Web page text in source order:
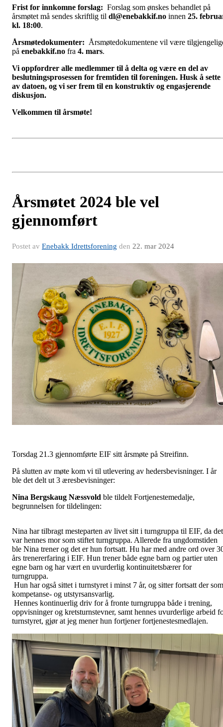
Frist for innkomne forslag: Forslag som ønskes behandlet på
årsmøtet må sendes skriftlig til dl@enebakkif.no innen 25.
kl. 18:00.
Årsmøtedokumenter: Årsmøtedokumentene vil være
på enebakkif.no fra 4. mars.
Vi oppfordrer alle medlemmer til å delta og være en del av
beslutningsprosessen for fremtiden til foreningen. Husk å sette
av datoen, og vi ser frem til en konstruktiv og engasjerende
diskusjon.
Velkommen til årsmøte!
Årsmøtet 2024 ble vel
gjennomført
Postet av Enebakk Idrettsforening den 22. mar 2024
Torsdag 21.3 gjennomførte EIF sitt årsmøte på Streifinn.
På slutten av møte kom vi til utlevering av hedersbevisninger. I år
ble det delt ut 3 æresbevisninger:
Nina Bergskaug Næssvold ble tildelt Fortjenestemedalje,
begrunnelsen for tildelingen:
Nina har tilbragt mesteparten av livet sitt i turngruppa til EIF, da det
var hennes mor som stiftet turngruppa. Allerede fra ungdomstiden
ble Nina trener og det er hun fortsatt. Hu har med andre ord over
års trenererfaring i EIF. Hun trener både egne barn og partier uten
egne barn og har vært en uvurderlig kontinuitetsbærer for
turngruppa.
Hun har også sittet i turnstyret i minst 7 år, og sitter fortsatt der som
kompetanse- og utstyrsansvarlig.
Hennes kontinuerlig driv for å fronte turngruppa både i trening,
oppvisninger og kretsturnstevner, samt hennes uvurderlige arbeid
turnstyret, gjør at jeg mener hun fortjener fortjenestesmedlajen.